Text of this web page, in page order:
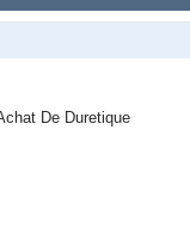
De Duretique